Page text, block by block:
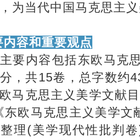
为当代中国马克思主
容和重要观点
要内容包括东欧马克
，共15卷，总字数约
马克思主义美学文献
东欧马克思主义美学文
理(美学现代性批判